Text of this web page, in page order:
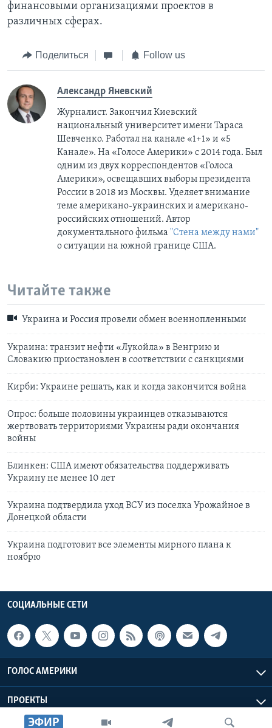
ЭФИР
финансовыми организациями проектов в
различных сферах.
Поделиться Follow us
Александр Яневский
Журналист. Закончил Киевский
национальный университет имени Тараса
Шевченко. Работал на канале «1+1» и «5
Канале». На «Голосе Америки» с 2014 года. Был
одним из двух корреспондентов «Голоса
Америки», освещавших выборы президента
России в 2018 из Москвы. Уделяет внимание
теме американо-украинских и американо-
российских отношений. Автор
документального фильма "Стена между нами"
о ситуации на южной границе США.
Читайте также
Украина и Россия провели обмен военнопленными
Украина: транзит нефти «Лукойла» в Венгрию и
Словакию приостановлен в соответствии с санкциями
Кирби: Украине решать, как и когда закончится война
Опрос: больше половины украинцев отказываются
жертвовать территориями Украины ради окончания
войны
Блинкен: США имеют обязательства поддерживать
Украину не менее 10 лет
Украина подтвердила уход ВСУ из поселка Урожайное в
Донецкой области
Украина подготовит все элементы мирного плана к
ноябрю
СОЦИАЛЬНЫЕ СЕТИ
ГОЛОС АМЕРИКИ
ПРОЕКТЫ